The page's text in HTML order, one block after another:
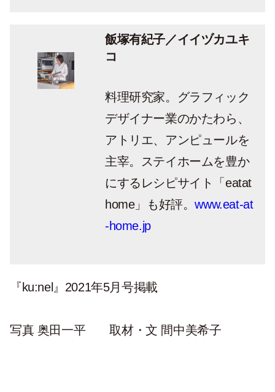
飯塚有紀子／イイヅカユキ
コ
料理研究家。グラフィック
デザイナー業のかたわら、
アトリエ、アンピュールを
主宰。ステイホームを豊か
にするレシピサイト「eatat
home」も好評。www.eat-at
-home.jp
『ku:nel』2021年5月号掲載
写真 奥田一平 取材・文 間中美希子